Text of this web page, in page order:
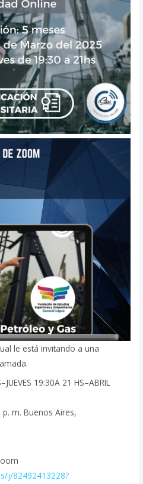
le está invitando a una
19:30A 21 HS–ABRIL
m. Buenos Aires,
j/82492413228?